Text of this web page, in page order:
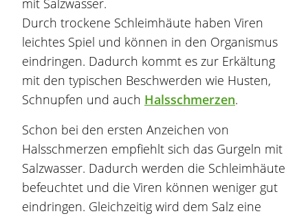
mit Salzwasser.
Durch trockene Schleimhäute haben Viren
leichtes Spiel und können in den Organismus
eindringen. Dadurch kommt es zur Erkältung
mit den typischen Beschwerden wie Husten,
Schnupfen und auch Halsschmerzen.
Schon bei den ersten Anzeichen von
Halsschmerzen empfiehlt sich das Gurgeln mit
Salzwasser. Dadurch werden die Schleimhäute
befeuchtet und die Viren können weniger gut
eindringen. Gleichzeitig wird dem Salz eine